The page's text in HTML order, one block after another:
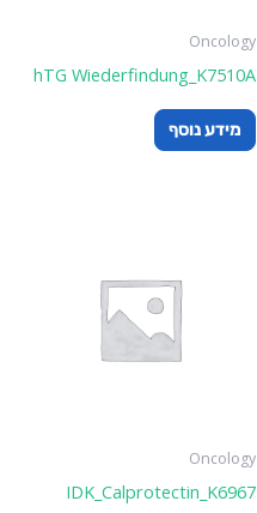
Oncology
hTG Wiederfindung_K7510A
מידע נוסף
Oncology
IDK_Calprotectin_K6967